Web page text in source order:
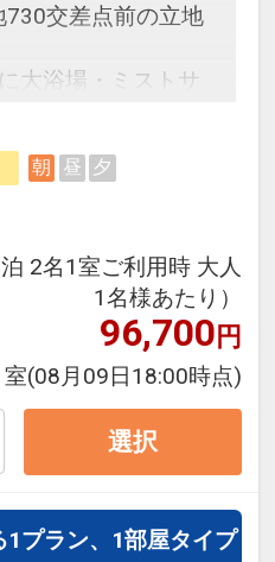
交差点前の立地
大浴場・ミストサ
能
朝 昼 夕
泊 2名1室ご利用時 大人
1名様あたり）
96,700円
室(08月09日18:00時点)
選択
1プラン、1部屋タイプ